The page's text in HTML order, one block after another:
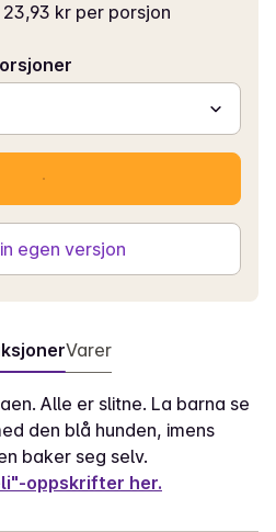
23,93 kr per porsjon
egen versjon
Varer
Alle er slitne. La barna se
den blå hunden, imens
baker seg selv.
oppskrifter her.